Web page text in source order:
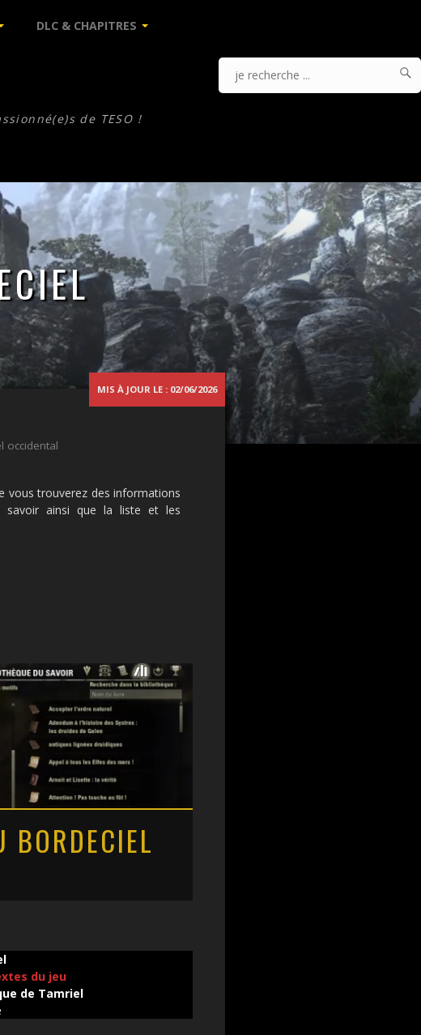
de TESO !

DLC & CHAPITRES
MIS À JOUR LE : 02/06/2026
occidental
vous trouverez des informations
ainsi que la liste et les
BORDECIEL
du jeu
de Tamriel